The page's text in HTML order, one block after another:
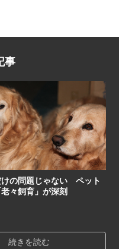
事
けの問題じゃない ペット
々飼育」が深刻
続きを読む